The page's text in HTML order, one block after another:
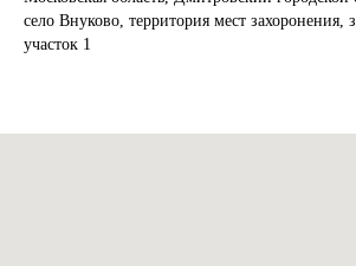
село Внуково, территория мест захоронения,
участок 1